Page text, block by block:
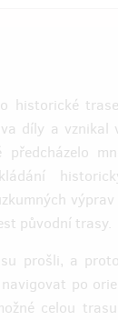
historické
díly a vznikal
předcházelo
původní trasy.
prošli, a
po
celou